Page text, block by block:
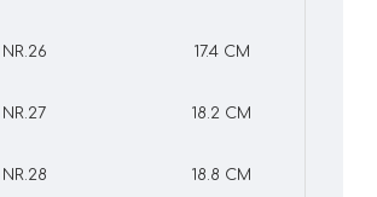
NR.26 17.4 CM
NR.27 18.2 CM
NR.28 18.8 CM